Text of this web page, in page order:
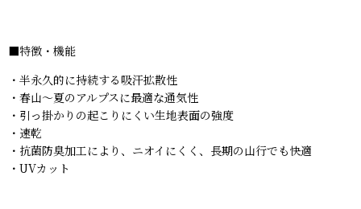
■特徴・機能
・半永久的に持続する吸汗拡散性
・春山〜夏のアルプスに最適な通気性
・引っ掛かりの起こりにくい生地表面の強度
・速乾
・抗菌防臭加工により、ニオイにくく、長期の山行でも快適
・UVカット